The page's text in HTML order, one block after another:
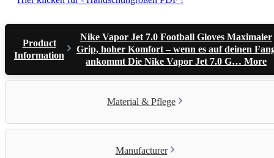
Product
Information
Nike Vapor Jet 7.0 Football Gloves Maximaler
Grip, hoher Komfort – wenn es auf deinen
ankommt Die Nike Vapor Jet 7.0 G… More
Material & Pflege
Manufacturer